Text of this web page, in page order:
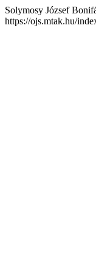
Solymosy József
https://ojs.mtak.hu/